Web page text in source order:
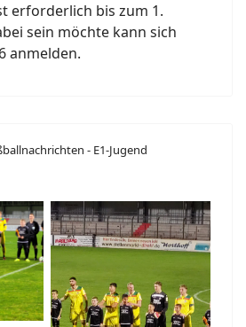
erforderlich bis zum 1.
sein möchte kann sich
anmelden.
- E1-Jugend